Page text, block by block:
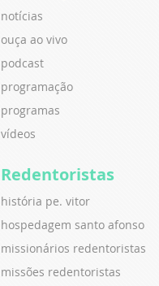
notícias
ouça ao vivo
podcast
programação
programas
vídeos
Redentoristas
história pe. vitor
hospedagem santo afonso
missionários redentoristas
missões redentoristas